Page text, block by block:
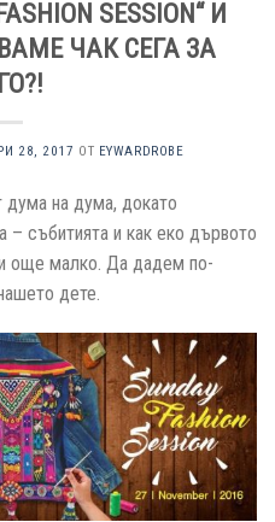
SESSION“ И
ЧАК СЕГА ЗА
28, 2017 ОТ EYWARDROBE
дума на дума, докато
събитията и как еко дървото
още малко. Да дадем по-
дете.